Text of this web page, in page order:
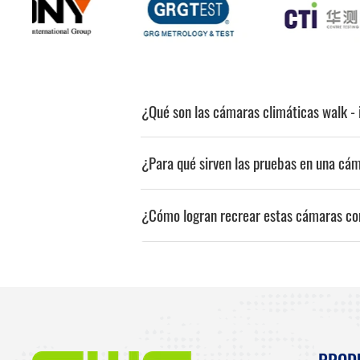
¿Qué son las cámaras climáticas walk -
¿Para qué sirven las pruebas en una
¿Cómo logran recrear estas cámaras